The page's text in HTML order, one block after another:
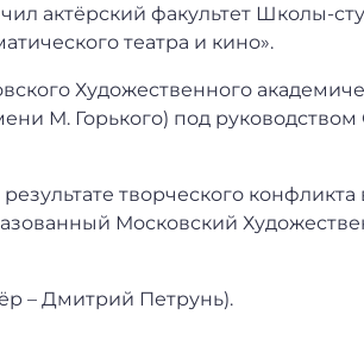
актёрский факультет Школы-
театра и кино».
Художественного
М. Горького) под руководством
творческого конфликта
Московский
– Дмитрий Петрунь).